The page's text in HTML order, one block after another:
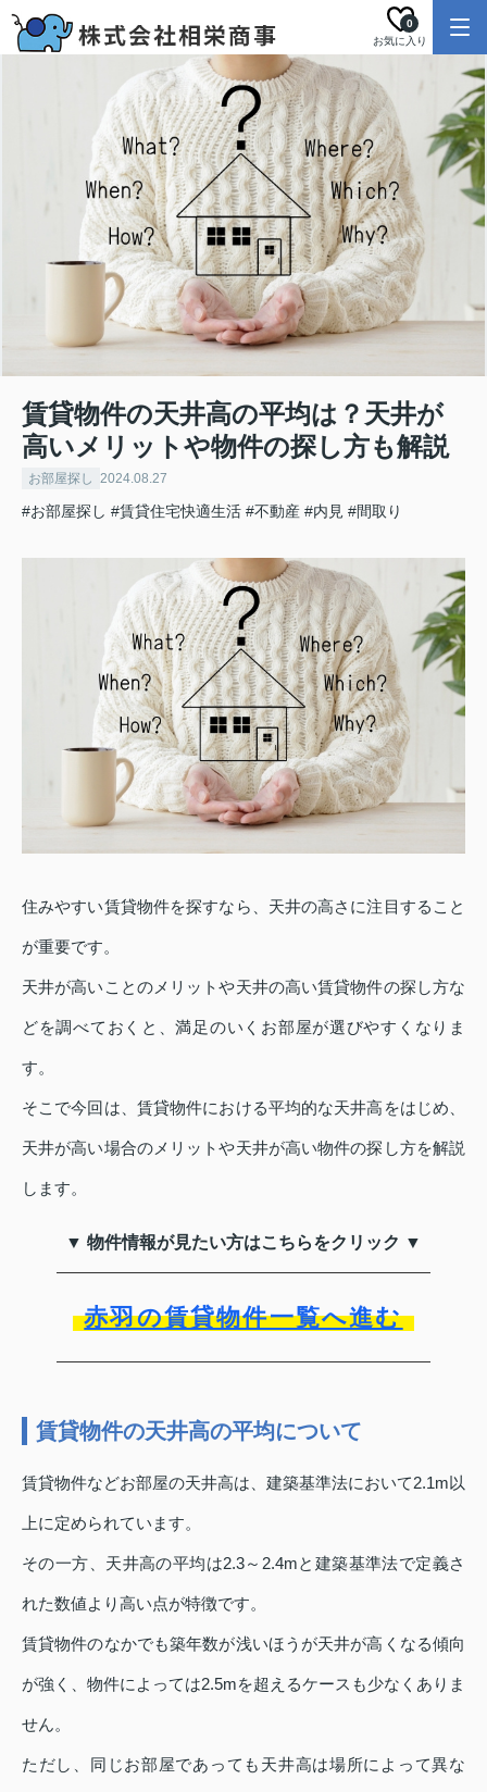
お気に入り
0
賃貸物件の天井高の平均は？天井が
高いメリットや物件の探し方も解説
お部屋探し 2024.08.27
#お部屋探し #賃貸住宅快適生活 #不動産 #内見 #間取り
住みやすい賃貸物件を探すなら、天井の高さに注目すること
が重要です。
天井が高いことのメリットや天井の高い賃貸物件の探し方な
どを調べておくと、満足のいくお部屋が選びやすくなりま
す。
そこで今回は、賃貸物件における平均的な天井高をはじめ、
天井が高い場合のメリットや天井が高い物件の探し方を解説
します。
▼ 物件情報が見たい方はこちらをクリック ▼
赤羽の賃貸物件一覧へ進む
賃貸物件の天井高の平均について
賃貸物件などお部屋の天井高は、建築基準法において2.1m以
上に定められています。
その一方、天井高の平均は2.3～2.4mと建築基準法で定義さ
れた数値より高い点が特徴です。
賃貸物件のなかでも築年数が浅いほうが天井が高くなる傾向
が強く、物件によっては2.5mを超えるケースも少なくありま
せん。
ただし、同じお部屋であっても天井高は場所によって異な